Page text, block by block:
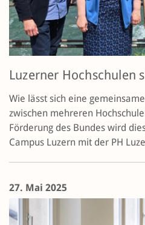
Luzerner Hochschulen
Wie lässt sich eine
zwischen mehreren
Förderung des Bundes wird
Campus Luzern mit der PH
27. Mai 2025